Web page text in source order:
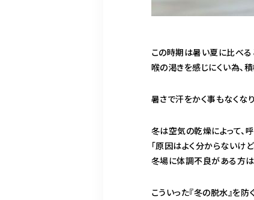
この時期は暑い夏に比べる
喉の渇きを感じにくい為、
暑さで汗をかく事もなくな
冬は空気の乾燥によって、
「原因はよく分からないけ
冬場に体調不良がある方は
こういった『冬の脱水』を防